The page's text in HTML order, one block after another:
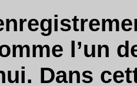
l’un
Dans